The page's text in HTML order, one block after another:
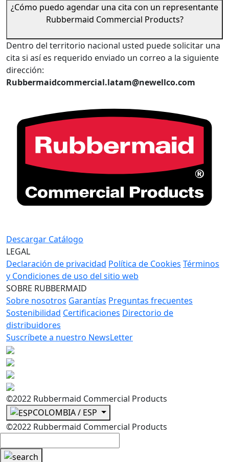
¿Cómo puedo agendar una cita con un representante
Rubbermaid Commercial Products?
Dentro del territorio nacional usted puede solicitar una
cita si así es requerido enviado un correo a la siguiente
dirección:
Rubbermaidcommercial.latam@newellco.com
Descargar Catálogo
LEGAL
Declaración de privacidad Política de Cookies Términos
y Condiciones de uso del sitio web
SOBRE RUBBERMAID
Sobre nosotros Garantías Preguntas frecuentes
Sostenibilidad Certificaciones Directorio de
distribuidores
Suscríbete a nuestro NewsLetter
©2022 Rubbermaid Commercial Products
COLOMBIA / ESP
©2022 Rubbermaid Commercial Products